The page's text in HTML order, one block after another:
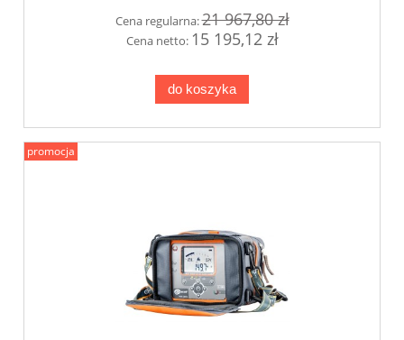
Cena regularna:21 967,80 zł
Cena netto: 15 195,12 zł
do koszyka
promocja